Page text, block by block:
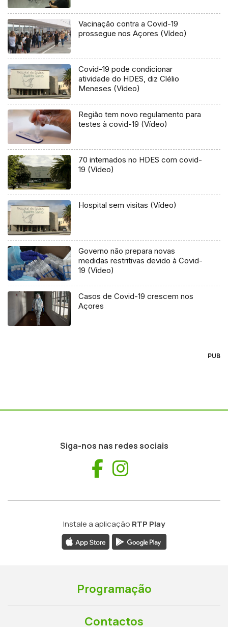
Vacinação contra a Covid-19
prossegue nos Açores (Vídeo)
Covid-19 pode condicionar
atividade do HDES, diz Clélio
Meneses (Vídeo)
Região tem novo regulamento para
testes à covid-19 (Vídeo)
70 internados no HDES com covid-
19 (Vídeo)
Hospital sem visitas (Vídeo)
Governo não prepara novas
medidas restritivas devido à Covid-
19 (Vídeo)
Casos de Covid-19 crescem nos
Açores
PUB
Siga-nos nas redes sociais
Facebook
Instale a aplicação RTP Play
Programação
Contactos